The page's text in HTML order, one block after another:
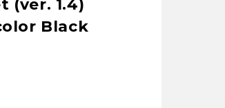
(ver. 1.4)
Black